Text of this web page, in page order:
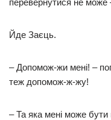
перевернутися не може
Йде Заєць.
– Допомож-жи мені! –
теж допомож-ж-жу!
– Та яка мені може бути